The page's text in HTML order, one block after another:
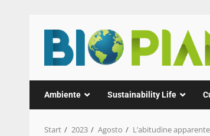
Inhalt
springen
Ambiente Sustainability Life
Start 2023 Agosto L’abitudine